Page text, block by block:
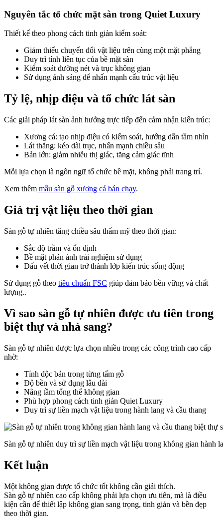
Nguyên tắc tổ chức mặt sàn trong Quiet Luxury
Thiết kế theo phong cách tinh giản kiểm soát:
Giảm thiểu chuyển đổi vật liệu trên cùng một mặt phẳng
Duy trì tính liên tục của bề mặt sàn
Kiểm soát đường nét và trục không gian
Sử dụng ánh sáng để nhấn mạnh cấu trúc vật liệu
Tỷ lệ, nhịp điệu và tổ chức lát sàn
Các giải pháp lát sàn ảnh hưởng trực tiếp đến cảm nhận kiến trúc:
Xương cá: tạo nhịp điệu có kiểm soát, hướng dẫn tầm nhìn
Lát thẳng: kéo dài trục, nhấn mạnh chiều sâu
Bản lớn: giảm nhiễu thị giác, tăng cảm giác tĩnh
Mỗi lựa chọn là ngôn ngữ tổ chức bề mặt, không phải trang trí.
Xem thêm mẫu sàn gỗ xương cá bán chạy.
Giá trị vật liệu theo thời gian
Sàn gỗ tự nhiên tăng chiều sâu thẩm mỹ theo thời gian:
Sắc độ trầm và ổn định
Bề mặt phản ánh trải nghiệm sử dụng
Dấu vết thời gian trở thành lớp kiến trúc sống động
Sử dụng gỗ theo tiêu chuẩn FSC giúp đảm bảo bền vững và chất
lượng..
Vì sao sàn gỗ tự nhiên được ưu tiên trong
biệt thự và nhà sang?
Sàn gỗ tự nhiên được lựa chọn nhiều trong các công trình cao cấp
nhờ:
Tính độc bản trong từng tấm gỗ
Độ bền và sử dụng lâu dài
Nâng tầm tổng thể không gian
Phù hợp phong cách tinh giản Quiet Luxury
Duy trì sự liền mạch vật liệu trong hành lang và cầu thang
Sàn gỗ tự nhiên duy trì sự liền mạch vật liệu trong không gian hành
Kết luận
Một không gian được tổ chức tốt không cần giải thích.
Sàn gỗ tự nhiên cao cấp không phải lựa chọn ưu tiên, mà là điều
kiện cần để thiết lập không gian sang trọng, tinh giản và bền đẹp
theo thời gian.